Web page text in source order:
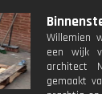
Willemien
een wijk
architect
gemaakt